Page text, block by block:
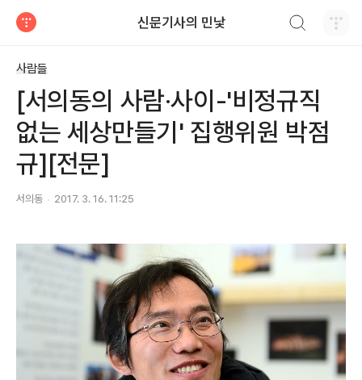
신문기사의 민낯
사람들
[서의동의 사람·사이-'비정규직
없는 세상만들기' 집행위원 박점
규][전문]
서의동 2017. 3. 16. 11:25